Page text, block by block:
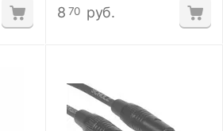
8 70 руб.